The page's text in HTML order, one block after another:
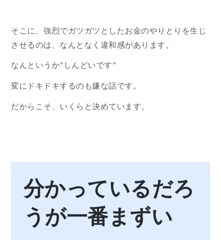
そこに、強烈でガツガツとしたお金のやりとりを生じ
させるのは、なんとなく違和感があります。
なんというか”しんどいです”
変にドキドキするのも嫌な話です。
だからこそ、いくらと決めています。
分かっているだろ
うが一番まずい